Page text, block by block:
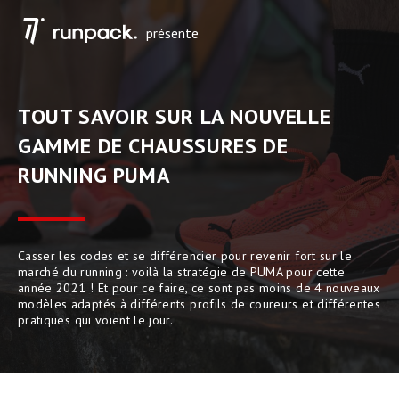
présente
TOUT SAVOIR SUR LA NOUVELLE
GAMME DE CHAUSSURES DE
RUNNING PUMA
Casser les codes et se différencier pour revenir fort sur le
marché du running : voilà la stratégie de PUMA pour cette
année 2021 ! Et pour ce faire, ce sont pas moins de 4 nouveaux
modèles adaptés à différents profils de coureurs et différentes
pratiques qui voient le jour.